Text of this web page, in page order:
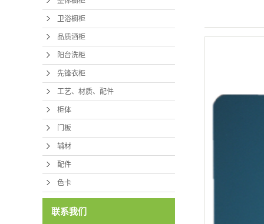
卫浴橱柜
品质酒柜
阳台洗柜
先锋衣柜
工艺、材质、配件
柜体
门板
辅材
配件
色卡
联系我们